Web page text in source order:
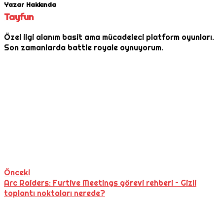
Yazar Hakkında
Tayfun
Özel ilgi alanım basit ama mücadeleci platform oyunları.
Son zamanlarda battle royale oynuyorum.
Önceki
Arc Raiders: Furtive Meetings görevi rehberi – Gizli
toplantı noktaları nerede?